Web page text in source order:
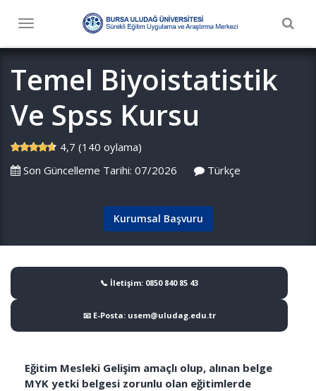
Toggle
Temel Biyoistatistik
Ve Spss Kursu
4,7 (140 oylama)
Son Güncelleme Tarihi: 07/2026
Türkçe
Kurumsal Başvuru
📞 İletişim: 0850 840 85 43
📧 E-Posta: usem@uludag.edu.tr
Eğitim Mesleki Gelişim amaçlı olup, alınan belge
MYK yetki belgesi zorunlu olan eğitimlerde